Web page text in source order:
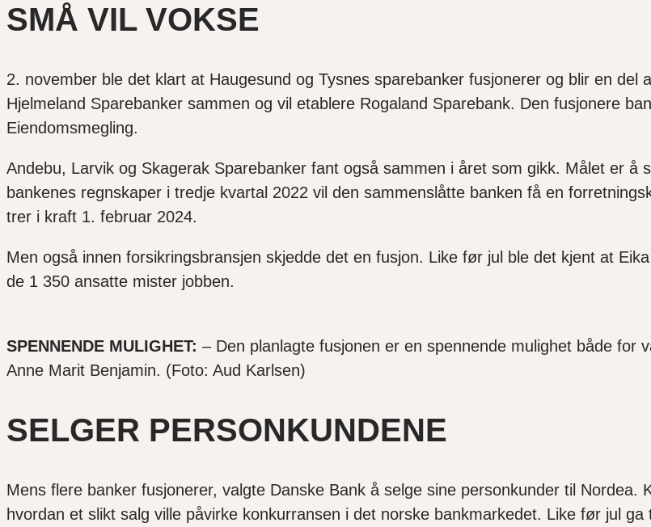
SMÅ VIL VOKSE
2. november ble det klart at Haugesund og Tysnes sparebanker fusjonerer og blir en
Hjelmeland Sparebanker sammen og vil etablere Rogaland Sparebank. Den fusjonere
Eiendomsmegling.
Andebu, Larvik og Skagerak Sparebanker fant også sammen i året som gikk. Målet er å
bankenes regnskaper i tredje kvartal 2022 vil den sammenslåtte banken få en
trer i kraft 1. februar 2024.
Men også innen forsikringsbransjen skjedde det en fusjon. Like før jul ble det kjent at
de 1 350 ansatte mister jobben.
SPENNENDE MULIGHET: – Den planlagte fusjonen er en spennende mulighet både for
Anne Marit Benjamin. (Foto: Aud Karlsen)
SELGER PERSONKUNDENE
Mens flere banker fusjonerer, valgte Danske Bank å selge sine personkunder til
hvordan et slikt salg ville påvirke konkurransen i det norske bankmarkedet. Like før jul ga